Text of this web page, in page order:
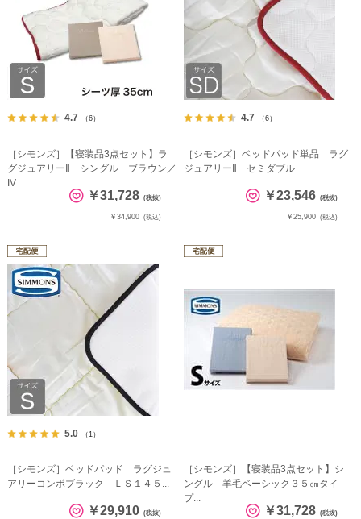
4.7 （6）
［シモンズ］【寝装品3点セット】ラ
グジュアリーⅡ シングル ブラウン／
IV
￥31,728 (税抜)
￥34,900 (税込)
4.7 （6）
［シモンズ］ベッドパッド単品 ラグ
ジュアリーⅡ セミダブル
￥23,546 (税抜)
￥25,900 (税込)
5.0 （1）
［シモンズ］ベッドパッド ラグジュ
アリーコンポブラック ＬＳ１４５...
￥29,910 (税抜)
［シモンズ］【寝装品3点セット】シ
ングル 羊毛ベーシック３５㎝タイ
プ...
￥31,728 (税抜)